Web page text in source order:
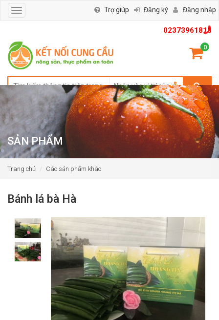
02373961818
0
Toggle
navigation
Trợ giúp Đăng ký Đăng nhập
SẢN PHẨM
Trang chủ Các sản phẩm khác
Bánh lá bà Hà